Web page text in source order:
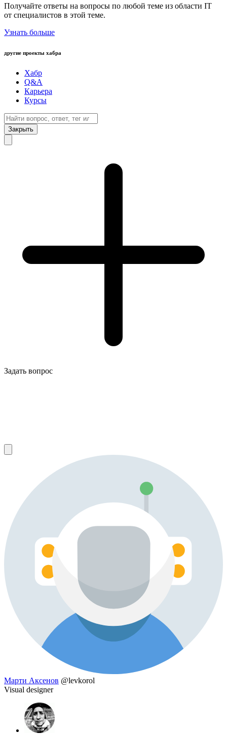
Получайте ответы на вопросы по любой теме из области IT
от специалистов в этой теме.
Узнать больше
другие проекты хабра
Хабр
Q&A
Карьера
Курсы
Закрыть
Задать вопрос
Марти Аксенов @levkorol
Visual designer